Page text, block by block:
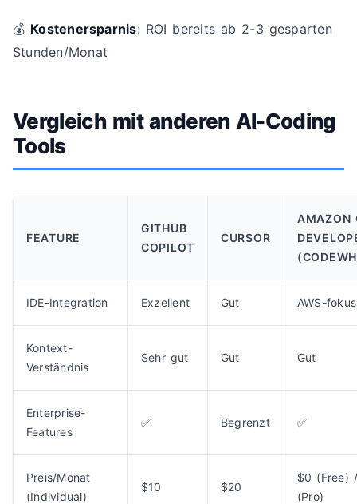
💰 Kostenersparnis: ROI bereits ab 2-3 gesparten
Stunden/Monat
Vergleich mit anderen AI-Coding
Tools
FEATURE
GITHUB
COPILOT
CURSOR
AMAZON
IDE-Integration Exzellent Gut AWS-
Kontext-
Verständnis
Sehr gut Gut Gut
Enterprise-
Features
✅ Begrenzt ✅
Preis/Monat
(Individual)
$10 $20
$0 (Free)
(Pro)